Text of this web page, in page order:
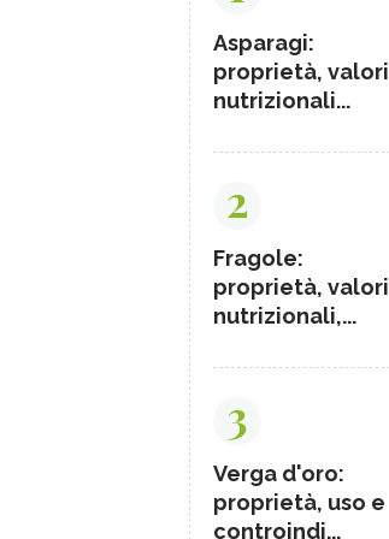
Asparagi:
proprietà, valori
nutrizionali...
2
Fragole:
proprietà, valori
nutrizionali,...
3
Verga d'oro:
proprietà, uso e
controindi...